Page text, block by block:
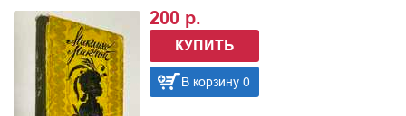
200 р.
КУПИТЬ
В корзину 0